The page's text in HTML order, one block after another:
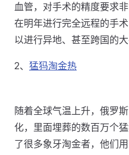
血管，对手术的精度要求
在明年进行完全远程的手
以进行异地、甚至跨国的大
2、 猛犸淘金热
随着全球气温上升，俄罗
化，里面埋葬的数百万个
了很多象牙淘金者，他们